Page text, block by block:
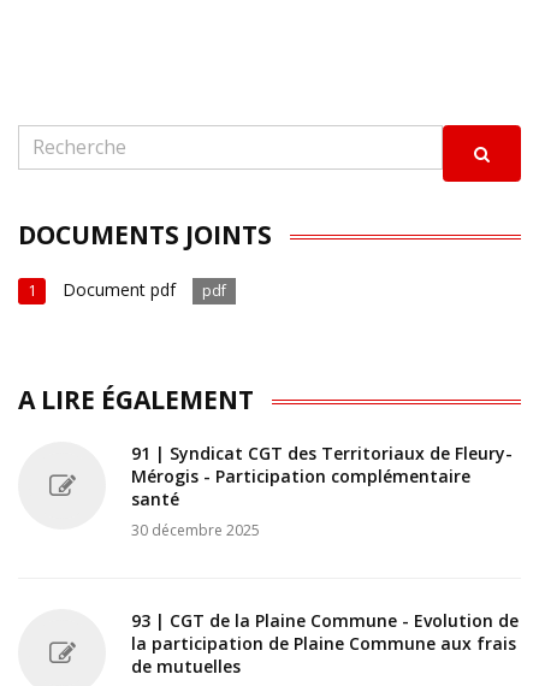
DOCUMENTS JOINTS
1 Document pdf pdf
A LIRE ÉGALEMENT
91 | Syndicat CGT des Territoriaux de Fleury-
Mérogis - Participation complémentaire
santé
30 décembre 2025
93 | CGT de la Plaine Commune - Evolution de
la participation de Plaine Commune aux frais
de mutuelles